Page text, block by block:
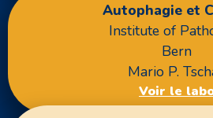
Autophagie et
Institute of
Bern
Mario P.
Voir le